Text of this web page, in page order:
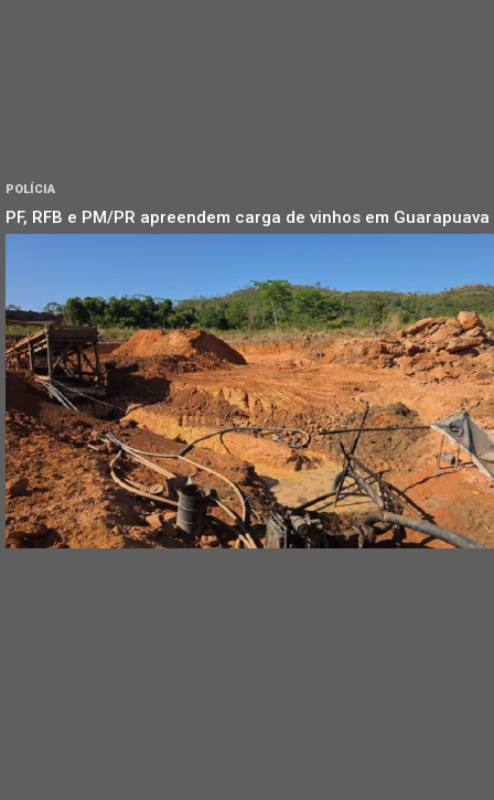
POLÍCIA
PF, RFB e PM/PR apreendem carga de vinhos em Guarapuava